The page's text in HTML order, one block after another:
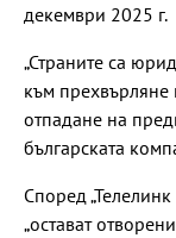
декември 2025 г.
„Страните са
към прехвърляне
отпадане на
българската
Според
„остават